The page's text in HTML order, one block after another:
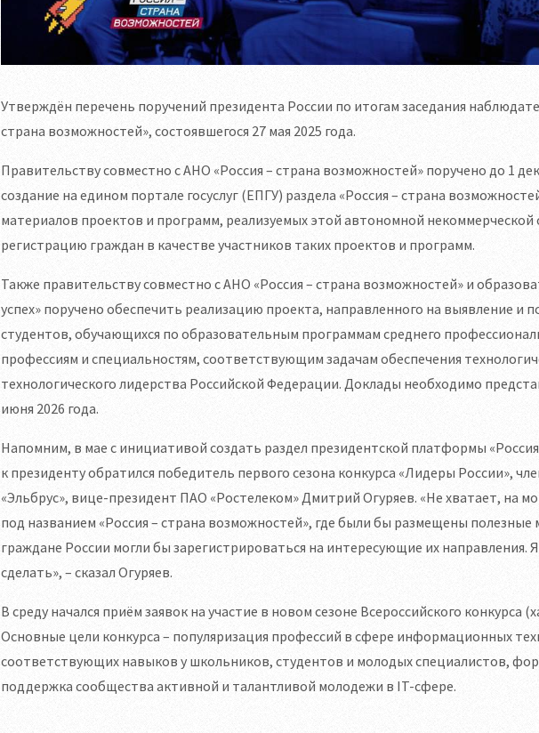
Утверждён перечень поручений президента России по итогам заседания
страна возможностей», состоявшегося 27 мая 2025 года.
Правительству совместно с АНО «Россия – страна возможностей» поручено до 1
создание на едином портале госуслуг (ЕПГУ) раздела «Россия – страна
материалов проектов и программ, реализуемых этой автономной некоммерческой
регистрацию граждан в качестве участников таких проектов и программ.
Также правительству совместно с АНО «Россия – страна возможностей» и
успех» поручено обеспечить реализацию проекта, направленного на выявление и
студентов, обучающихся по образовательным программам среднего
профессиям и специальностям, соответствующим задачам обеспечения
технологического лидерства Российской Федерации. Доклады необходимо
июня 2026 года.
Напомним, в мае с инициативой создать раздел президентской платформы
к президенту обратился победитель первого сезона конкурса «Лидеры России»,
«Эльбрус», вице-президент ПАО «Ростелеком» Дмитрий Огуряев. «Не хватает, на
под названием «Россия – страна возможностей», где были бы размещены полезные
граждане России могли бы зарегистрироваться на интересующие их направления.
сделать», – сказал Огуряев.
В среду начался приём заявок на участие в новом сезоне Всероссийского конкурса
Основные цели конкурса – популяризация профессий в сфере информационных
соответствующих навыков у школьников, студентов и молодых специалистов,
поддержка сообщества активной и талантливой молодежи в IT-сфере.